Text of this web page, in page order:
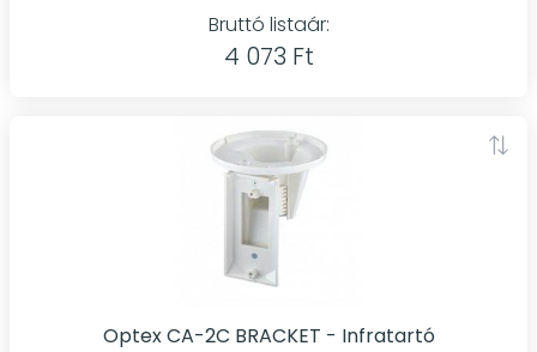
Bruttó listaár:
4 073 Ft
Optex CA-2C BRACKET - Infratartó